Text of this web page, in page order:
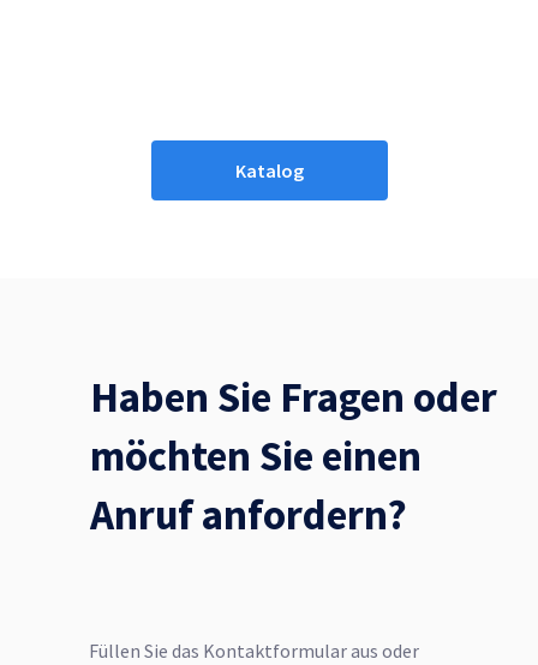
Katalog
Haben Sie Fragen oder
möchten Sie einen
Anruf anfordern?
Füllen Sie das Kontaktformular aus oder